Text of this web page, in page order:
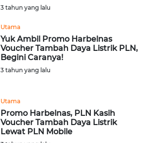
3 tahun yang lalu
Utama
Yuk Ambil Promo Harbelnas
Voucher Tambah Daya Listrik PLN,
Begini Caranya!
3 tahun yang lalu
Utama
Promo Harbelnas, PLN Kasih
Voucher Tambah Daya Listrik
Lewat PLN Mobile